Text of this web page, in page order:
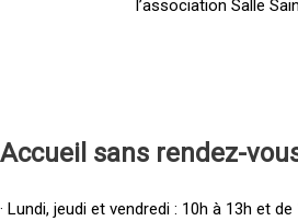
l’association Salle
Accueil sans rendez-
· Lundi, jeudi et vendredi : 10h à 13h et de